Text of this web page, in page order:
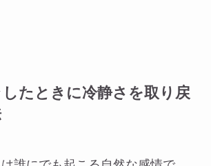
たときに冷静さを取り戻